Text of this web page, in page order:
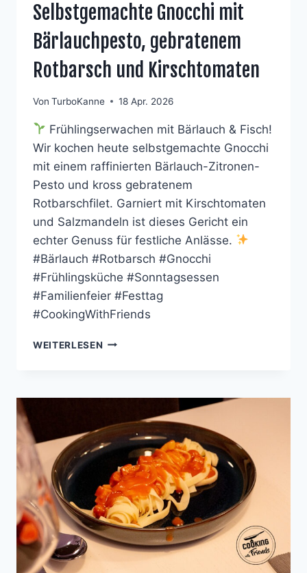
Selbstgemachte Gnocchi mit
Bärlauchpesto, gebratenem
Rotbarsch und Kirschtomaten
Von TurboKanne 18 Apr. 2026
Frühlingserwachen mit Bärlauch & Fisch!
Wir kochen heute selbstgemachte Gnocchi
mit einem raffinierten Bärlauch-Zitronen-
Pesto und kross gebratenem
Rotbarschfilet. Garniert mit Kirschtomaten
und Salzmandeln ist dieses Gericht ein
echter Genuss für festliche Anlässe.
#Bärlauch #Rotbarsch #Gnocchi
#Frühlingsküche #Sonntagsessen
#Familienfeier #Festtag
#CookingWithFriends
WEITERLESEN SELBSTGEMACHTE
GEBRATENEM
ROTBARSCH
UND
KIRSCHTOMATEN